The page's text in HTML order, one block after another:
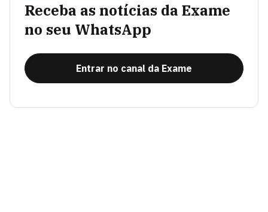
Receba as notícias da Exame
no seu WhatsApp
Entrar no canal da Exame